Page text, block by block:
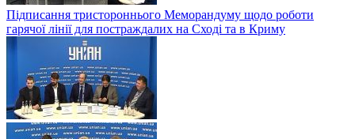
Підписання тристороннього Меморандуму щодо роботи
гарячої лінії для постраждалих на Сході та в Криму